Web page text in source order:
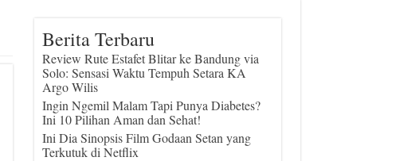
Berita Terbaru
Review Rute Estafet Blitar ke Bandung via
Solo: Sensasi Waktu Tempuh Setara KA
Argo Wilis
Ingin Ngemil Malam Tapi Punya Diabetes?
Ini 10 Pilihan Aman dan Sehat!
Ini Dia Sinopsis Film Godaan Setan yang
Terkutuk di Netflix